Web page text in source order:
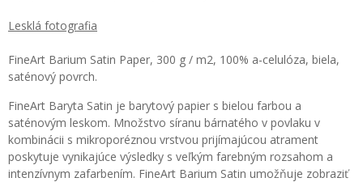
Lesklá fotografia
FineArt Barium Satin Paper, 300 g / m2, 100% a-celulóza, biela,
saténový povrch.
FineArt Baryta Satin je barytový papier s bielou farbou a
saténovým leskom. Množstvo síranu bárnatého v povlaku v
kombinácii s mikroporéznou vrstvou prijímajúcou atrament
poskytuje vynikajúce výsledky s veľkým farebným rozsahom a
intenzívnym zafarbením. FineArt Barium Satin umožňuje zobraziť